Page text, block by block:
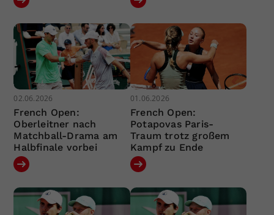
02.06.2026
French Open:
Oberleitner nach
Matchball-Drama am
Halbfinale vorbei
01.06.2026
French Open:
Potapovas Paris-
Traum trotz großem
Kampf zu Ende